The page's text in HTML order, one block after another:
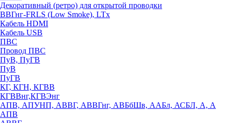
Декоративный (ретро) для открытой проводки
ВВГнг-FRLS (Low Smoke), LTx
Кабель HDMI
Кабель USB
ПВС
Провод ПВС
ПуВ, ПуГВ
ПуВ
ПуГВ
КГ, КГН, КГВВ
КГВВнг,КГВЭнг
АПВ, АПУНП, АВВГ, АВВГнг, АВБбШв, ААБл, АСБЛ, А, А
АПВ